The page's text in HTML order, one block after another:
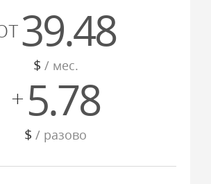
39.48
$ / мес.
+ 5.78
$ / разово